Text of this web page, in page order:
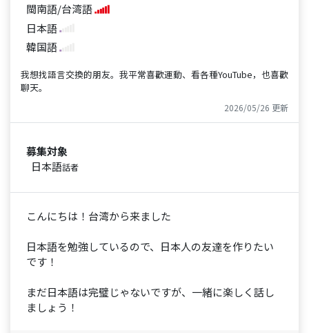
閩南語/台湾語
日本語
韓国語
我想找語言交換的朋友。我平常喜歡運動、看各種YouTube，也喜歡
聊天。
2026/05/26 更新
募集対象
日本語話者
こんにちは！台湾から来ました
日本語を勉強しているので、日本人の友達を作りたい
です！
まだ日本語は完璧じゃないですが、一緒に楽しく話し
ましょう！